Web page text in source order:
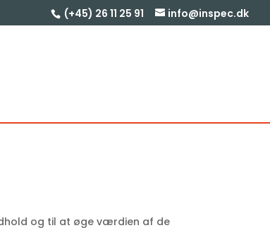
(+45) 26 11 25 91 info@inspec.dk
og til at øge værdien af de